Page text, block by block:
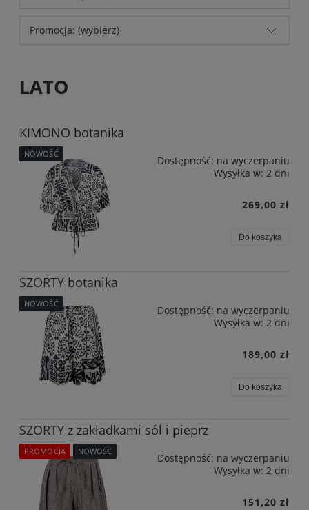
Promocja: (wybierz)
LATO
KIMONO botanika
Dostępność: na wyczerpaniu
Wysyłka w: 2 dni
269,00 zł
Do koszyka
NOWOŚĆ
SZORTY botanika
Dostępność: na wyczerpaniu
Wysyłka w: 2 dni
189,00 zł
Do koszyka
NOWOŚĆ
SZORTY z zakładkami sól i pieprz
Dostępność: na wyczerpaniu
Wysyłka w: 2 dni
151,20 zł
PROMOCJA NOWOŚĆ